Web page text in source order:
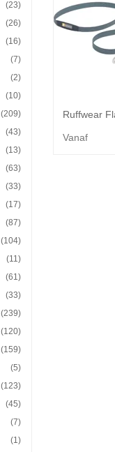
(23)
(26)
(16)
(7)
(2)
(10)
(209)
(43)
(13)
(63)
(33)
(17)
(87)
(104)
(11)
(61)
(33)
(239)
(120)
(159)
(5)
(123)
(45)
(7)
(1)
Vanaf